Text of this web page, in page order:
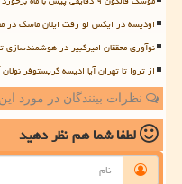
اودیسه در ایکس لو رفت ایلان ماسک در
نوآوری محققان امیرکبیر در هوشمندسازی
از تروا تا تهران آیا ادیسه کریستوفر
نظرات بینندگان در مورد
لطفا شما همنظر دهید